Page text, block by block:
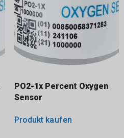
PO2-1x Percent Oxygen
Sensor
Produkt kaufen